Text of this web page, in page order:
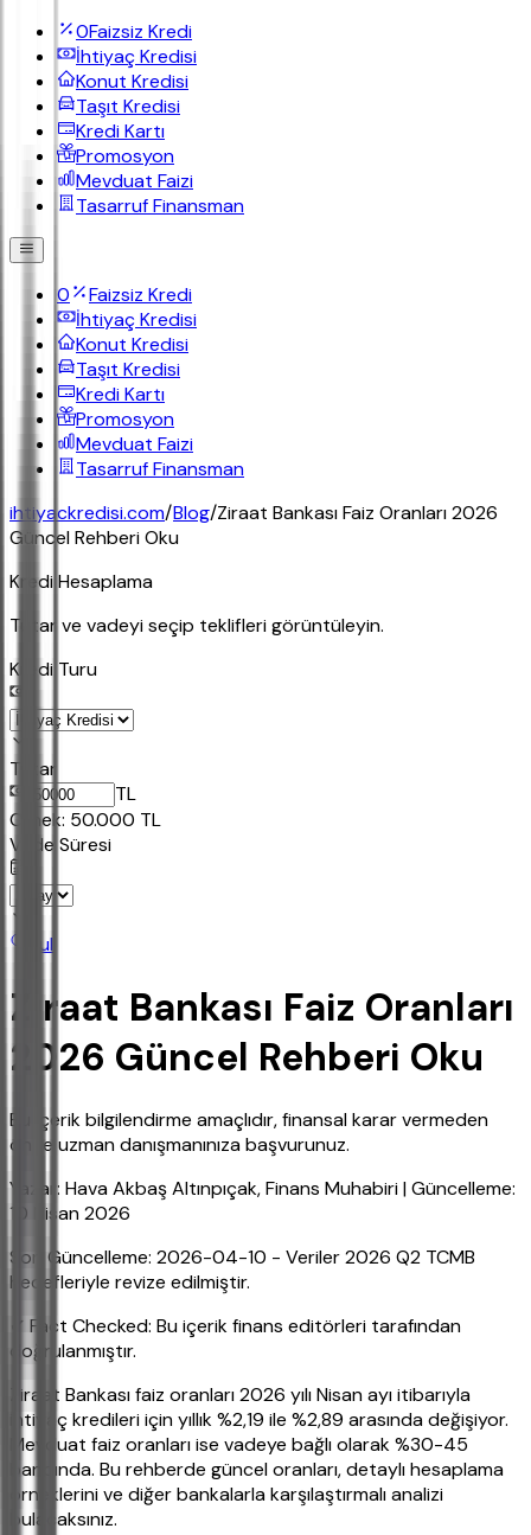
0Faizsiz Kredi
İhtiyaç Kredisi
Konut Kredisi
Taşıt Kredisi
Kredi Kartı
Promosyon
Mevduat Faizi
Tasarruf Finansman
0
Faizsiz Kredi
İhtiyaç Kredisi
Konut Kredisi
Taşıt Kredisi
Kredi Kartı
Promosyon
Mevduat Faizi
Tasarruf Finansman
ihtiyackredisi.com/Blog/Ziraat Bankası Faiz Oranları 2026
Güncel Rehberi Oku
Kredi Hesaplama
Tutar ve vadeyi seçip teklifleri görüntüleyin.
Kredi Turu
Tutar
TL
Ornek: 50.000 TL
Vade Süresi
Bul
Ziraat Bankası Faiz Oranları
2026 Güncel Rehberi Oku
Bu içerik bilgilendirme amaçlıdır, finansal karar vermeden
önce uzman danışmanınıza başvurunuz.
Yazar: Hava Akbaş Altınpıçak, Finans Muhabiri | Güncelleme:
10 Nisan 2026
Son Güncelleme: 2026-04-10 - Veriler 2026 Q2 TCMB
hedefleriyle revize edilmiştir.
✔ Fact Checked: Bu içerik finans editörleri tarafından
doğrulanmıştır.
Ziraat Bankası faiz oranları 2026 yılı Nisan ayı itibarıyla
ihtiyaç kredileri için yıllık %2,19 ile %2,89 arasında değişiyor.
Mevduat faiz oranları ise vadeye bağlı olarak %30-45
bandında. Bu rehberde güncel oranları, detaylı hesaplama
örneklerini ve diğer bankalarla karşılaştırmalı analizi
bulacaksınız.